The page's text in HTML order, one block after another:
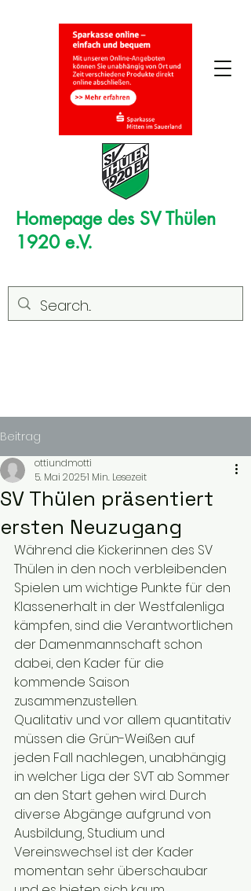
Homepage des SV Thülen
1920 e.V.
Beitrag
SV Thülen präsentiert
ersten Neuzugang
ottiundmotti
5. Mai 20251 Min. Lesezeit
Während die Kickerinnen des SV
Thülen in den noch verbleibenden
Spielen um wichtige Punkte für den
Klassenerhalt in der Westfalenliga
kämpfen, sind die Verantwortlichen
der Damenmannschaft schon
dabei, den Kader für die
kommende Saison
zusammenzustellen.
Qualitativ und vor allem quantitativ
müssen die Grün-Weißen auf
jeden Fall nachlegen, unabhängig
in welcher Liga der SVT ab Sommer
an den Start gehen wird. Durch
diverse Abgänge aufgrund von
Ausbildung, Studium und
Vereinswechsel ist der Kader
momentan sehr überschaubar